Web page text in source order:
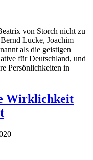
von Storch nicht zu
Lucke, Joachim
als die geistigen
für Deutschland, und
Persönlichkeiten in
Wirklichkeit